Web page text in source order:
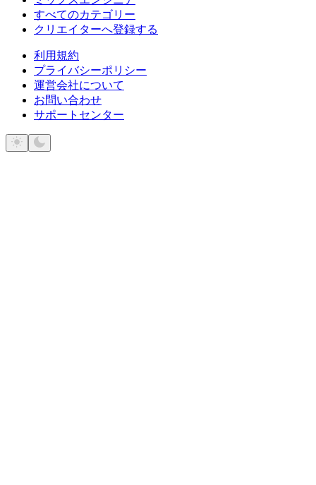
すべてのカテゴリー
クリエイターへ登録する
利用規約
プライバシーポリシー
運営会社について
お問い合わせ
サポートセンター